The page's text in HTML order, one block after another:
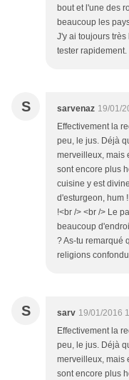
bout et l'une des
beaucoup les
J'y ai toujours
tester rapidement.
S sarvenaz 19/01/
Effectivement la
peu, le jus. Déjà
merveilleux, mais
sont encore plus
cuisine y est
d'esturgeon, hum
!<br /> <br /> Le
beaucoup
? As-tu remarqué
religions
S sarv 19/01/2016
Effectivement la
peu, le jus. Déjà
merveilleux, mais
sont encore plus